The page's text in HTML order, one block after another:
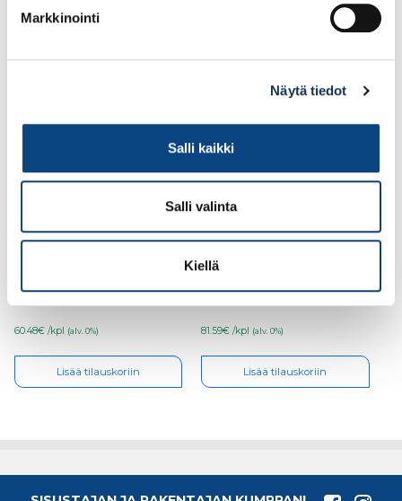
Markkinointi
Näytä tiedot
Salli kaikki
Salli valinta
Kiellä
Lisää tilauskoriin
Seinämaali Ideo Pro 7
60.48€ /kpl (alv. 0%)
Lisää tilauskoriin
Teknos Ferrex Combi
PM3
81.59€ /kpl (alv. 0%)
Lisää tilauskoriin